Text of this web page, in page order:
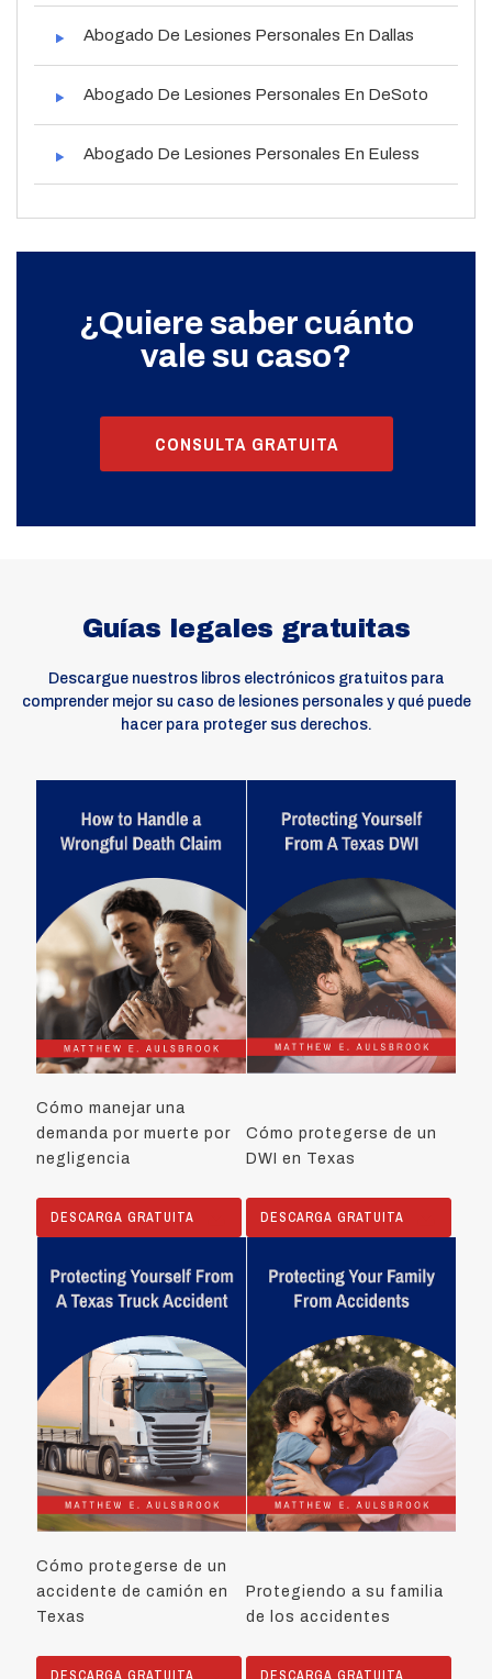
Abogado De Lesiones Personales En Dallas
Abogado De Lesiones Personales En DeSoto
Abogado De Lesiones Personales En Euless
¿Quiere saber cuánto
vale su caso?
CONSULTA GRATUITA
Guías legales gratuitas
Descargue nuestros libros electrónicos gratuitos para
comprender mejor su caso de lesiones personales y qué puede
hacer para proteger sus derechos.
Cómo manejar una
demanda por muerte por
negligencia
DESCARGA GRATUITA
Cómo protegerse de un
DWI en Texas
DESCARGA GRATUITA
Cómo protegerse de un
accidente de camión en
Texas
DESCARGA GRATUITA
Protegiendo a su familia
de los accidentes
DESCARGA GRATUITA